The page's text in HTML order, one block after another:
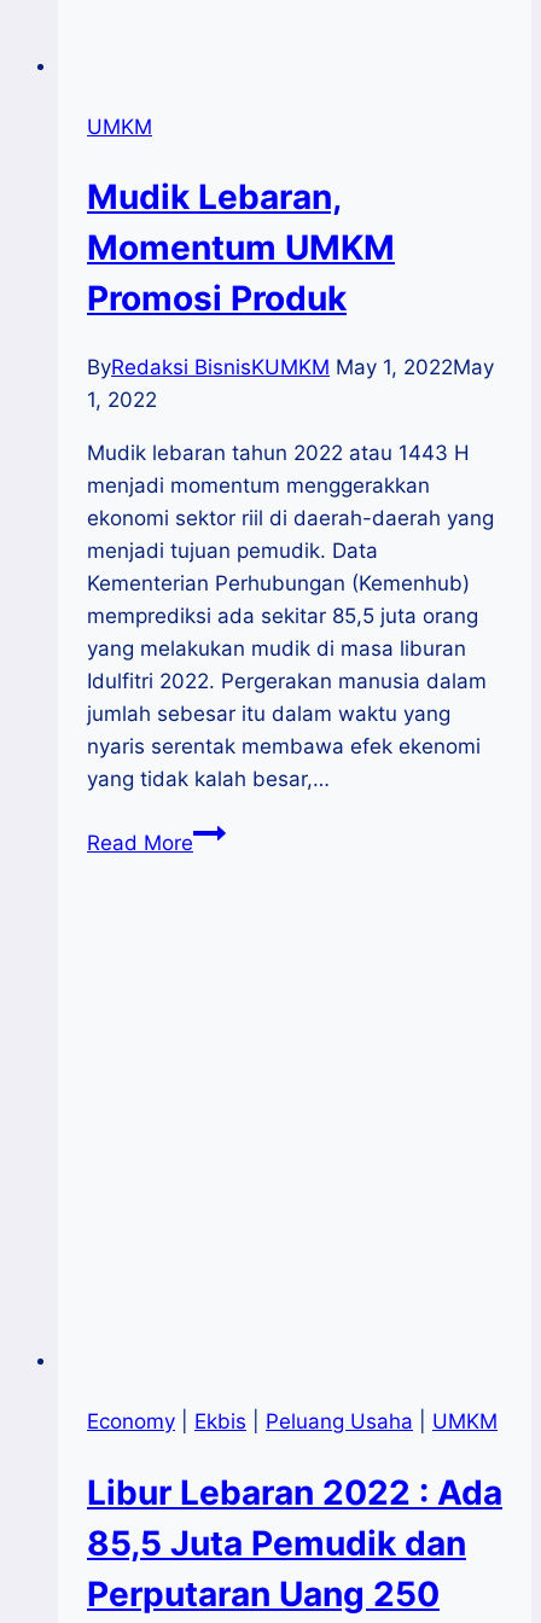
UMKM
Mudik Lebaran,
Momentum UMKM
Promosi Produk
ByRedaksi BisnisKUMKM May 1, 2022May
1, 2022
Mudik lebaran tahun 2022 atau 1443 H
menjadi momentum menggerakkan
ekonomi sektor riil di daerah-daerah yang
menjadi tujuan pemudik. Data
Kementerian Perhubungan (Kemenhub)
memprediksi ada sekitar 85,5 juta orang
yang melakukan mudik di masa liburan
Idulfitri 2022. Pergerakan manusia dalam
jumlah sebesar itu dalam waktu yang
nyaris serentak membawa efek ekenomi
yang tidak kalah besar,…
Read MoreMudik
Economy Ekbis Peluang Usaha UMKM
Libur Lebaran 2022 : Ada
85,5 Juta Pemudik dan
Perputaran Uang 250